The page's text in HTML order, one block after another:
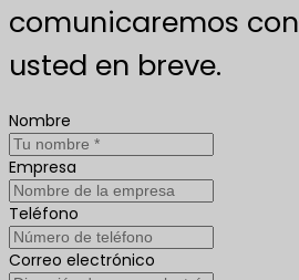
comunicaremos con
usted en breve.
Nombre
Empresa
Teléfono
Correo electrónico